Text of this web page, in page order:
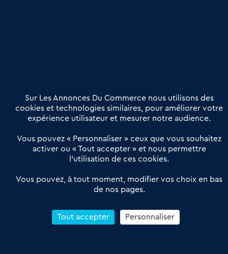
Sur Les Annonces Du Commerce nous utilisons des
cookies et technologies similaires, pour améliorer votre
expérience utilisateur et mesurer notre audience.
Vous pouvez « Personnaliser » ceux que vous souhaitez
activer ou « Tout accepter » et nous permettre
l’utilisation de ces cookies.
Vous pouvez, à tout moment, modifier vos choix en bas
de nos pages.
Tout accepter Personnaliser